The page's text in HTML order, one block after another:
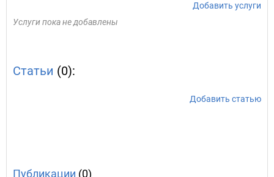
Добавить услуги
Услуги пока не добавлены
Статьи (0):
Добавить статью
Публикации (0)